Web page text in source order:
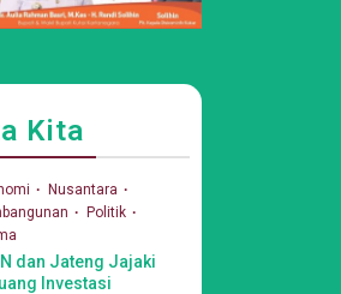
Kita
Nusantara
Politik
dan Jateng Jajaki
Investasi